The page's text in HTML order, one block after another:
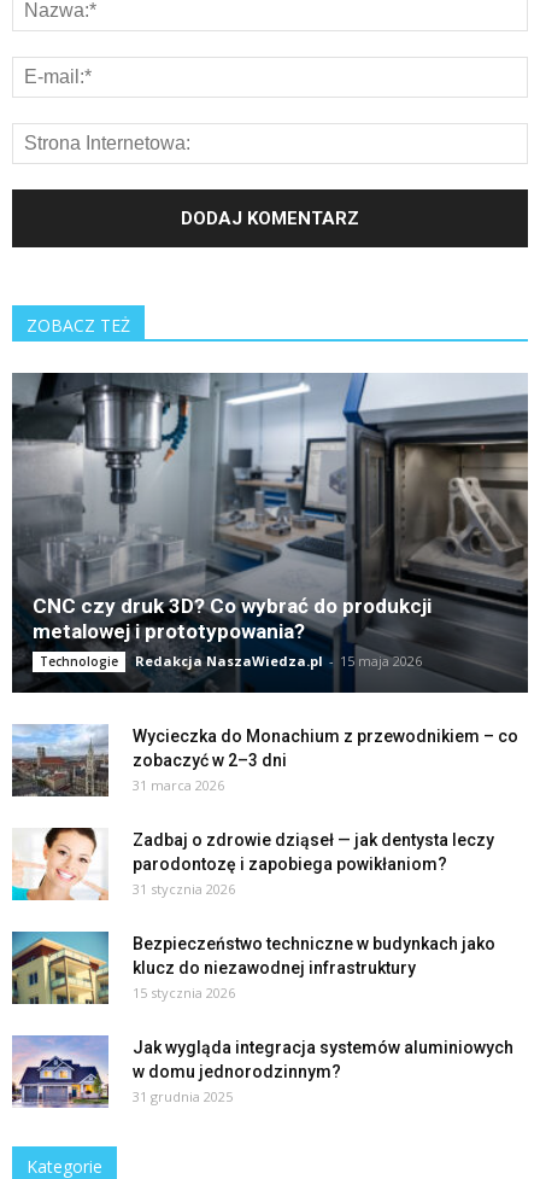
ZOBACZ TEŻ
CNC czy druk 3D? Co wybrać do produkcji
metalowej i prototypowania?
Technologie Redakcja NaszaWiedza.pl - 15 maja 2026
Wycieczka do Monachium z przewodnikiem – co
zobaczyć w 2–3 dni
31 marca 2026
Zadbaj o zdrowie dziąseł — jak dentysta leczy
parodontozę i zapobiega powikłaniom?
31 stycznia 2026
Bezpieczeństwo techniczne w budynkach jako
klucz do niezawodnej infrastruktury
15 stycznia 2026
Jak wygląda integracja systemów aluminiowych
w domu jednorodzinnym?
31 grudnia 2025
Kategorie